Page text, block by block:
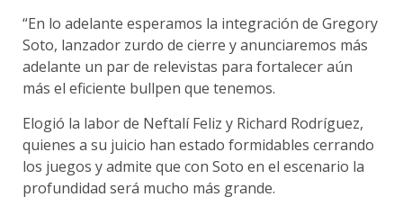
“En lo adelante esperamos la integración de Gregory
Soto, lanzador zurdo de cierre y anunciaremos más
adelante un par de relevistas para fortalecer aún
más el eficiente bullpen que tenemos.
Elogió la labor de Neftalí Feliz y Richard Rodríguez,
quienes a su juicio han estado formidables cerrando
los juegos y admite que con Soto en el escenario la
profundidad será mucho más grande.